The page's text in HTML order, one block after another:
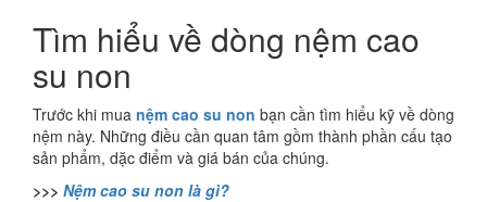
Tìm hiểu về dòng nệm cao
su non
Trước khi mua nệm cao su non bạn cần tìm hiểu kỹ về dòng
nệm này. Những điều cần quan tâm gồm thành phần cấu tạo
sản phẩm, dặc điểm và giá bán của chúng.
>>> Nệm cao su non là gì?